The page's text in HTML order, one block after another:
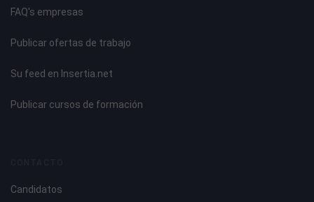
FAQ's empresas
Publicar ofertas de trabajo
Su feed en Insertia.net
Publicar cursos de formación
Candidatos